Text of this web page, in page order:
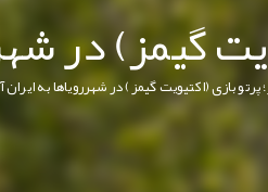
گیمز) در
بازی (اکتیویت گیمز) در شهررویاها به ایران